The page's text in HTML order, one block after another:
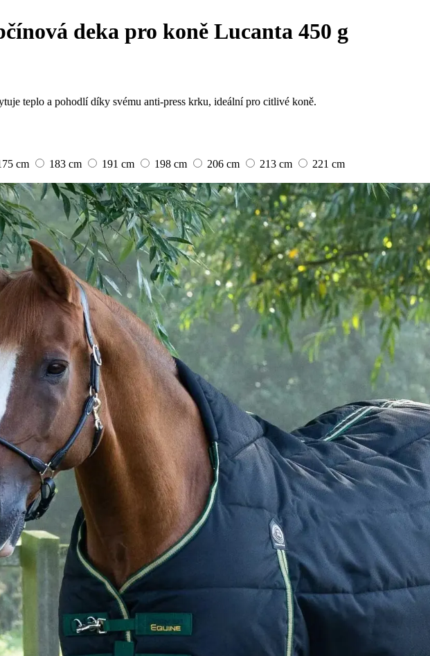
deka pro koně Lucanta 450 g
teplo a pohodlí díky svému anti-press krku, ideální pro citlivé koně.
cm 183 cm 191 cm 198 cm 206 cm 213 cm
221 cm